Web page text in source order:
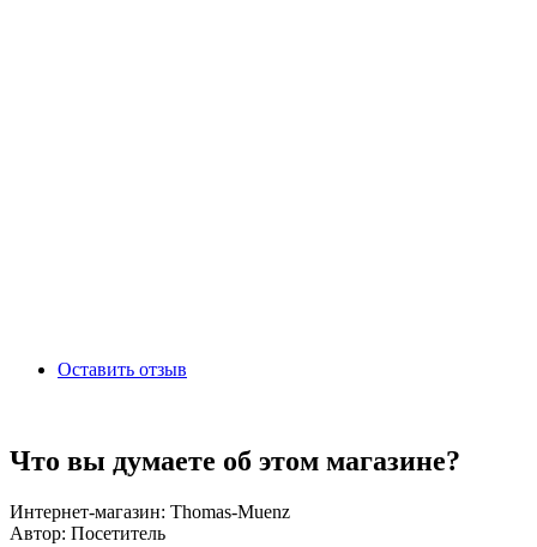
Оставить отзыв
Что вы думаете об этом магазине?
Интернет-магазин: Thomas-Muenz
Автор: Посетитель